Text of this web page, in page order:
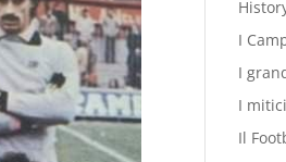
I
I
I
Il